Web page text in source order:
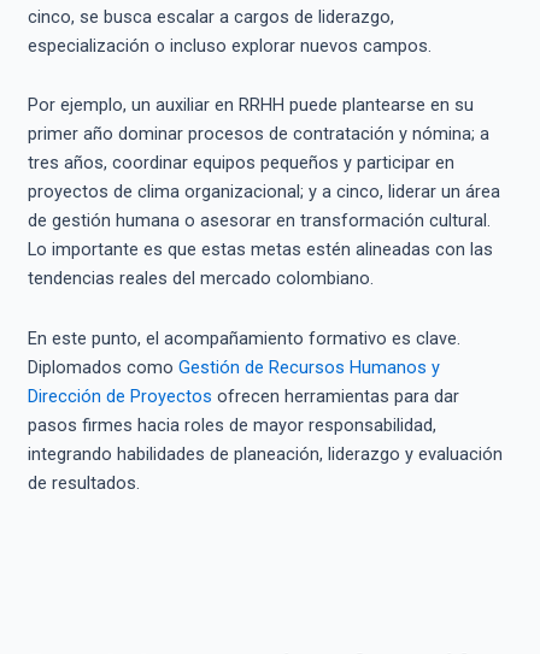
cinco, se busca escalar a cargos de liderazgo,
especialización o incluso explorar nuevos campos.
Por ejemplo, un auxiliar en RRHH puede plantearse en su
primer año dominar procesos de contratación y nómina; a
tres años, coordinar equipos pequeños y participar en
proyectos de clima organizacional; y a cinco, liderar un área
de gestión humana o asesorar en transformación cultural.
Lo importante es que estas metas estén alineadas con las
tendencias reales del mercado colombiano.
En este punto, el acompañamiento formativo es clave.
Diplomados como Gestión de Recursos Humanos y
Dirección de Proyectos ofrecen herramientas para dar
pasos firmes hacia roles de mayor responsabilidad,
integrando habilidades de planeación, liderazgo y evaluación
de resultados.